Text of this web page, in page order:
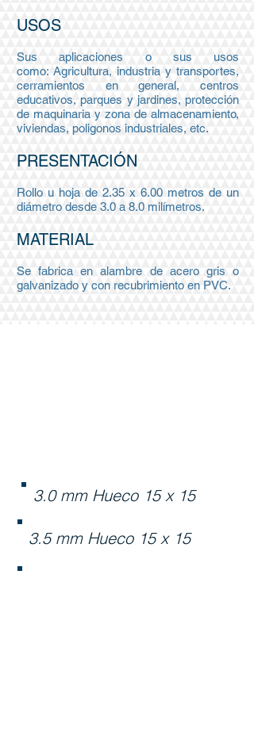
USOS
Sus aplicaciones o sus usos
como: Agricultura, industria y transportes,
cerramientos en general, centros
educativos, parques y jardines, protección
de maquinaria y zona de almacenamiento,
viviendas, poligonos industriales, etc.
PRESENTACIÓN
Rollo u hoja de 2.35 x 6.00 metros de un
diámetro desde 3.0 a 8.0 milímetros.
MATERIAL
Se fabrica en alambre de acero gris o
galvanizado y con recubrimiento en PVC.
3.0 mm Hueco 15 x 15
3.5 mm Hueco 15 x 15